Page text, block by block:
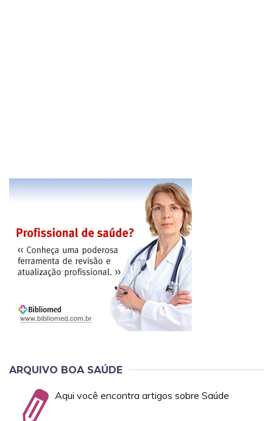
ARQUIVO BOA SAÚDE
Aqui você encontra artigos sobre Saúde